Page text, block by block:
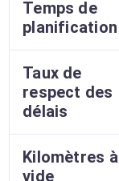
Temps de
planification
Taux de
respect des
délais
Kilomètres à
vide